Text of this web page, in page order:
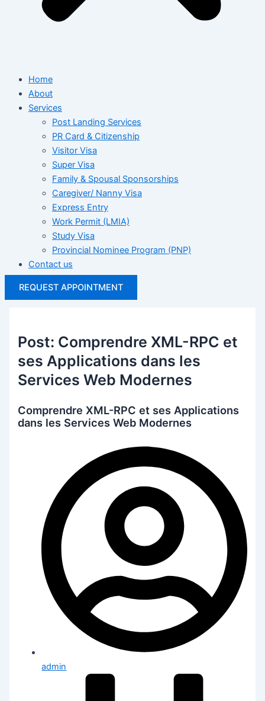
Home
About
Services
Post Landing Services
PR Card & Citizenship
Visitor Visa
Super Visa
Family & Spousal Sponsorships
Caregiver/ Nanny Visa
Express Entry
Work Permit (LMIA)
Study Visa
Provincial Nominee Program (PNP)
Contact us
REQUEST APPOINTMENT
Post: Comprendre XML-RPC et
ses Applications dans les
Services Web Modernes
Comprendre XML-RPC et ses Applications
dans les Services Web Modernes
admin